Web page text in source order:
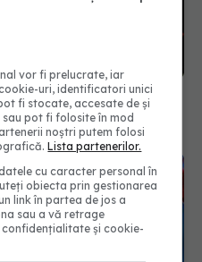
și instituțiile din țară.
și brancardieri
vor fi prelucrate, iar
uri, identificatori unici
fi stocate, accesate de și
pot fi folosite în mod
noștri putem folosi
Lista partenerilor.
cu caracter personal în
obiecta prin gestionarea
link în partea de jos a
sau a vă retrage
și cookie-